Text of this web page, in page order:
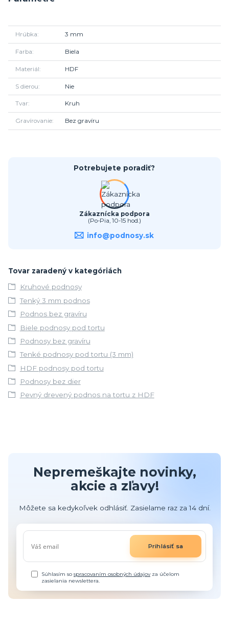
Hrúbka 3 mm
Farba Biela
Materiál HDF
S dierou Nie
Tvar Kruh
Gravírovanie Bez gravíru
Potrebujete poradiť?
Zákaznícka podpora
(Po-Pia, 10-15 hod.)
info@podnosy.sk
Tovar zaradený v kategóriách
Kruhové podnosy
Tenký 3 mm podnos
Podnos bez gravíru
Biele podnosy pod tortu
Podnosy bez gravíru
Tenké podnosy pod tortu (3 mm)
HDF podnosy pod tortu
Podnosy bez dier
Pevný drevený podnos na tortu z HDF
Nepremeškajte novinky,
akcie a zľavy!
Môžete sa kedykoľvek odhlásiť. Zasielame raz za 14 dní.
Prihlásiť sa
Súhlasím sospracovaním osobných údajovza účelom
zasielania newslettera.